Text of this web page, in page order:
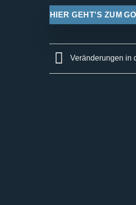
HIER GEHT'S ZUM
Veränderungen in